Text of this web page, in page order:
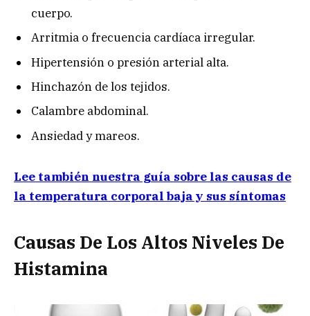
cuerpo.
Arritmia o frecuencia cardíaca irregular.
Hipertensión o presión arterial alta.
Hinchazón de los tejidos.
Calambre abdominal.
Ansiedad y mareos.
Lee también nuestra guía sobre las causas de
la temperatura corporal baja y sus síntomas
Causas De Los Altos Niveles De
Histamina